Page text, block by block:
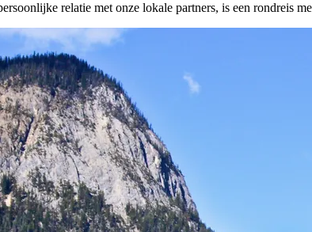
relatie met onze lokale partners, is een rondreis